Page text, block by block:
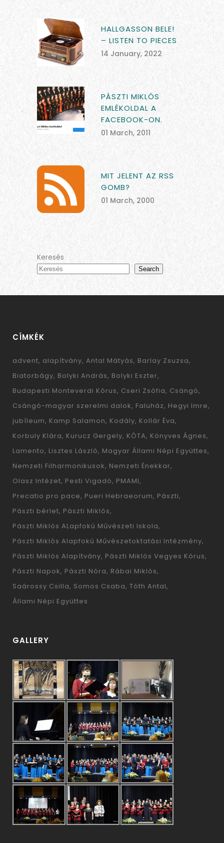
HALLGASSON BELE!
– LISTEN TO PIECES
14 January, 2022
PÁSZTI MIKLÓS
EMLÉKOLDAL A
FACEBOOK-ON.
01 March, 2011
MIT JELENT AZ RSS
GOMB?
01 March, 2000
Keresés
Search
CÍMKÉK
advent alapítvány Antal Mátyás Barlay Zsuzsa
Biatorbágy Bolyki András Bolyki Eszter
Budapesti Monteverdi Kórus Cseri Zsófia Csángó
Csángó-magyar szerelmi dalok Faluház Hegyi Imre
jubíleum Kamp Salamon Kodály Kollár Éva
Korbuly Klára Kurucz Gergely KÓTA Könyves Ágnes
Lamento Lisztes László Magyar Állami Népi Együttes
Nemzeti Filharmonikusok Nemzeti Énekkar
Olasz Intézet Pesti Vigadó PMAMI
Precatio pro pace Pueri Hebraeorum Pászti
Pászti bérlet Pászti Miklós
Pászti Miklós ALapfokú Művészeti Iskola
Pászti Miklós Alapfokú Művészetoktatási Intézmény
Pászti Miklós Alapítvány Pászti Miklós Vegyes Kórus
Pászti Napok Pászti Nóra Rábai Miklós
Saárossy Csilla Somos Csaba Tóth Antal
Állami Népi Együttes
GALLERY